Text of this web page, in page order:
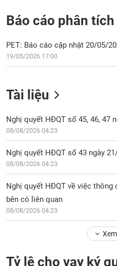
Báo cáo phân tích
PET: Báo cáo cập nhật 20/05/
19/05/2026 17:00
Tài liệu
Nghị quyết HĐQT số 45, 46, 47
08/08/2026 04:23
Nghị quyết HĐQT số 43 ngày
08/08/2026 04:23
Nghị quyết HĐQT về việc thông
bên có liên quan
08/08/2026 04:23
Tỷ lệ cho vay ký